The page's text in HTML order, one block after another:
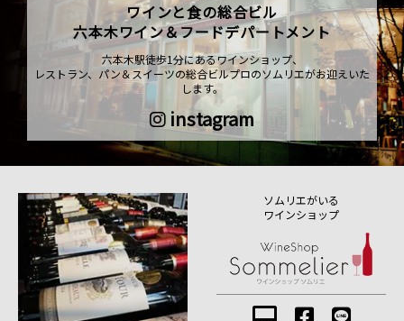
ワインと食の総合ビル
六本木ワイン＆フードデパートメント
六本木駅徒歩1分にあるワインショップ、
レストラン、パン＆スイーツの総合ビルプロのソムリエがお迎えいた
します。
instagram
ソムリエがいる
ワインショップ